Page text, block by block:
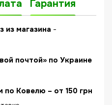
Гарантия
из магазина -
почтой» по Украине
по Ковелю – от 150 грн